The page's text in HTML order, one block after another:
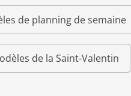
de planning de semaine
de la Saint-Valentin